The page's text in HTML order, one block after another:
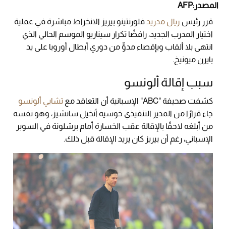
المصدر:AFP
قرر رئيس ريال مدريد فلورنتينو بيريز الانخراط مباشرة في عملية
اختيار المدرب الجديد، رافضًا تكرار سيناريو الموسم الحالي الذي
انتهى بلا ألقاب وبإقصاء مدوٍّ من دوري أبطال أوروبا على يد
بايرن ميونيخ.
سبب إقالة ألونسو
كشفت صحيفة "ABC" الإسبانية أن التعاقد مع
تشابي ألونسو
جاء قرارًا من المدير التنفيذي خوسيه أنخيل سانشيز، وهو نفسه
من أبلغه لاحقًا بالإقالة عقب الخسارة أمام برشلونة في السوبر
الإسباني، رغم أن بيريز كان يريد الإقالة قبل ذلك.